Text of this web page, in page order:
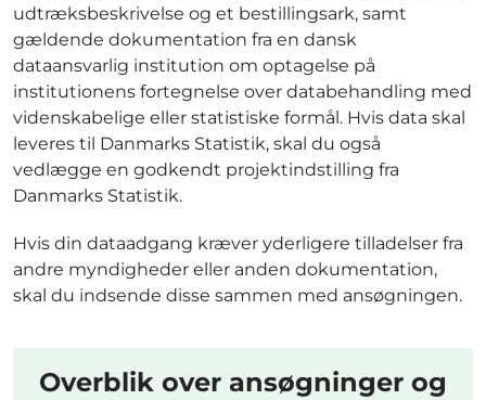
udtræksbeskrivelse og et bestillingsark, samt
gældende dokumentation fra en dansk
dataansvarlig institution om optagelse på
institutionens fortegnelse over databehandling med
videnskabelige eller statistiske formål. Hvis data skal
leveres til Danmarks Statistik, skal du også
vedlægge en godkendt projektindstilling fra
Danmarks Statistik.
Hvis din dataadgang kræver yderligere tilladelser fra
andre myndigheder eller anden dokumentation,
skal du indsende disse sammen med ansøgningen.
Overblik over ansøgninger og